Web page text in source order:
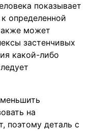
показывает
определенной
может
застенчивых
какой-либо
на
поэтому деталь с